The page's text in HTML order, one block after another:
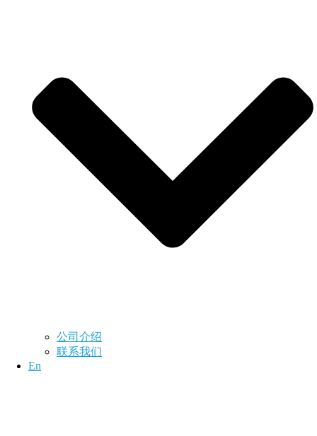
公司介绍
联系我们
En